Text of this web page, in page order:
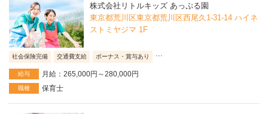
株式会社リトルキッズ あっぷる園
東京都荒川区東京都荒川区西尾久1-31-14 ハイネ
ストミヤジマ 1F
社会保険完備 交通費支給 ボーナス・賞与あり
給与 月給：265,000円～280,000円
職種 保育士